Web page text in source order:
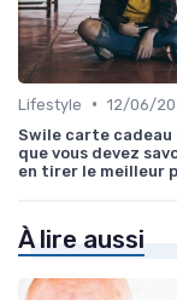
Lifestyle • 12/06/
Swile carte
que vous devez
en tirer le meilleur
À lire aussi